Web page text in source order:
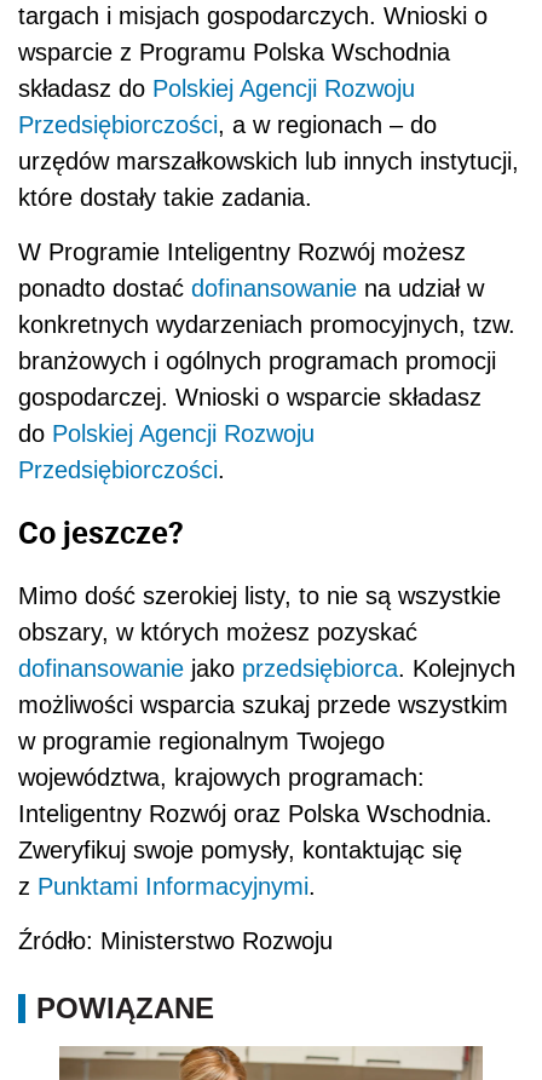
targach i misjach gospodarczych. Wnioski o
wsparcie z Programu Polska Wschodnia
składasz do Polskiej Agencji Rozwoju
Przedsiębiorczości, a w regionach – do
urzędów marszałkowskich lub innych instytucji,
które dostały takie zadania.
W Programie Inteligentny Rozwój możesz
ponadto dostać dofinansowanie na udział w
konkretnych wydarzeniach promocyjnych, tzw.
branżowych i ogólnych programach promocji
gospodarczej. Wnioski o wsparcie składasz
do Polskiej Agencji Rozwoju
Przedsiębiorczości.
Co jeszcze?
Mimo dość szerokiej listy, to nie są wszystkie
obszary, w których możesz pozyskać
dofinansowanie jako przedsiębiorca. Kolejnych
możliwości wsparcia szukaj przede wszystkim
w programie regionalnym Twojego
województwa, krajowych programach:
Inteligentny Rozwój oraz Polska Wschodnia.
Zweryfikuj swoje pomysły, kontaktując się
z Punktami Informacyjnymi.
Źródło: Ministerstwo Rozwoju
POWIĄZANE